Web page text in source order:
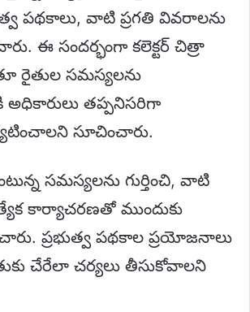
పథకాలు, వాటి ప్రగతి వివరాలను
ఈ సందర్భంగా కలెక్టర్ చిత్రా
రైతుల సమస్యలను
అధికారులు తప్పనిసరిగా
సూచించారు.
సమస్యలను గుర్తించి, వాటి
కార్యాచరణతో ముందుకు
ప్రభుత్వ పథకాల ప్రయోజనాలు
చేరేలా చర్యలు తీసుకోవాలని